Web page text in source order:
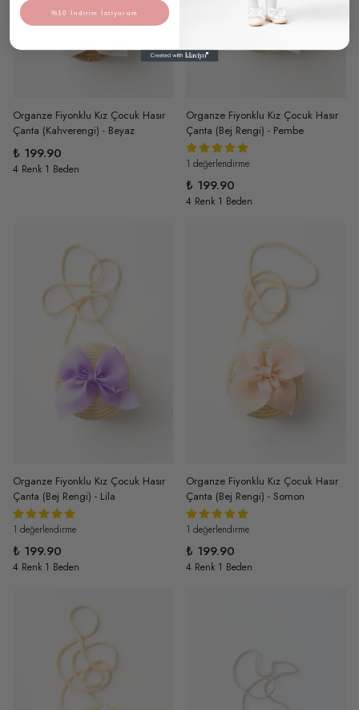
Organze Fiyonklu Kız Çocuk Hasır
Çanta (Kahverengi) - Beyaz
₺ 199.90
4 Renk 1 Beden
Organze Fiyonklu Kız Çocuk Hasır
Çanta (Bej Rengi) - Pembe
1 değerlendirme
₺ 199.90
4 Renk 1 Beden
Organze Fiyonklu Kız Çocuk Hasır
Çanta (Bej Rengi) - Lila
1 değerlendirme
₺ 199.90
4 Renk 1 Beden
Organze Fiyonklu Kız Çocuk Hasır
Çanta (Bej Rengi) - Somon
1 değerlendirme
₺ 199.90
4 Renk 1 Beden
%10 İndirim İstiyorum